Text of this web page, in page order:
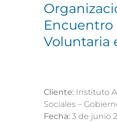
Encuentro
Voluntaria
Cliente: Instituto
Sociales –
Fecha: 3 de junio